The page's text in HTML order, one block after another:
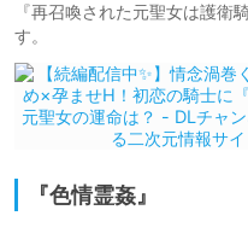
『再召喚された元聖女は護衛
す。
『色情霊姦』